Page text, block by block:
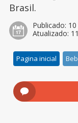
Brasil.
Publicado:
Atualizado:
Pagina inicial